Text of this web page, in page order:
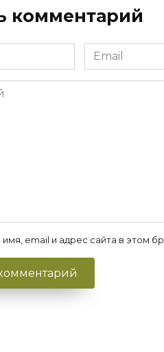
комментарий
Email
*
имя, email и адрес сайта в этом